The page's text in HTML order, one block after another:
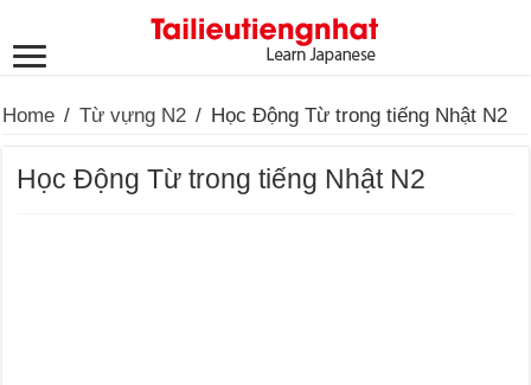
Home / Từ vựng N2 / Học Động Từ trong tiếng Nhật N2
Học Động Từ trong tiếng Nhật N2